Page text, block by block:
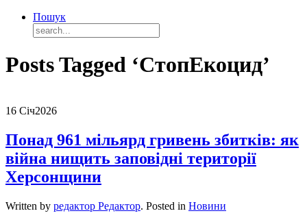
Пошук
Posts Tagged ‘СтопЕкоцид’
16 Січ2026
Понад 961 мільярд гривень збитків: як
війна нищить заповідні території
Херсонщини
Written by редактор Редактор. Posted in Новини